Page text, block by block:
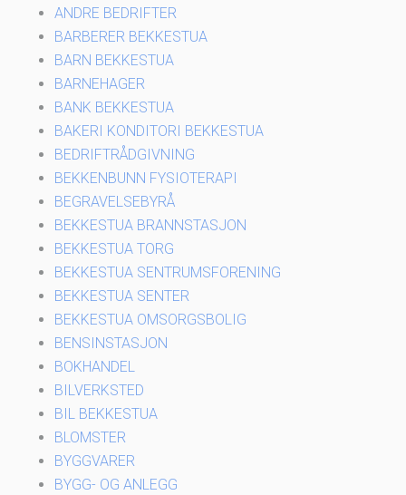
ANDRE BEDRIFTER
BARBERER BEKKESTUA
BARN BEKKESTUA
BARNEHAGER
BANK BEKKESTUA
BAKERI KONDITORI BEKKESTUA
BEDRIFTRÅDGIVNING
BEKKENBUNN FYSIOTERAPI
BEGRAVELSEBYRÅ
BEKKESTUA BRANNSTASJON
BEKKESTUA TORG
BEKKESTUA SENTRUMSFORENING
BEKKESTUA SENTER
BEKKESTUA OMSORGSBOLIG
BENSINSTASJON
BOKHANDEL
BILVERKSTED
BIL BEKKESTUA
BLOMSTER
BYGGVARER
BYGG- OG ANLEGG